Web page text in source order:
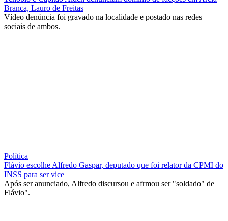
Branca, Lauro de Freitas
Vídeo denúncia foi gravado na localidade e postado nas redes
sociais de ambos.
Política
Flávio escolhe Alfredo Gaspar, deputado que foi relator da CPMI do
INSS para ser vice
Após ser anunciado, Alfredo discursou e afrmou ser "soldado" de
Flávio".